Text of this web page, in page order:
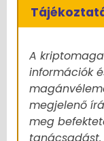
A
információk
megjelenő
meg